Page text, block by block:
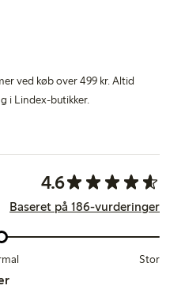
ved køb over 499 kr. Altid
i Lindex-butikker.
4.6
Baseret på 186-vurderinger
Stor